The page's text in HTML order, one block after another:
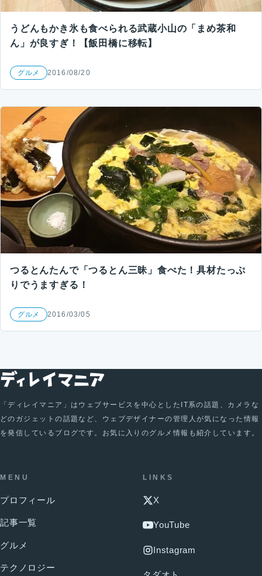
うどんもかき氷も食べられる武蔵小山の「まめ茶和
ん」が良すぎ！【飯田橋に移転】
グルメ 2016/08/20
つるとんたんで「つるとん三昧」食べた！具材たっぷ
りでうますぎる！
グルメ 2016/03/05
「ディレイマニア」はウェブサービスを中心としたIT系の話題、カメラな
どのガジェットの話題など、ウェブデザイナーの管理人が気になった情報
を発信しているブログです。お気に入りのグルメ情報も紹介しています。
MENU
プロフィール
記事一覧
グルメ
テクノロジー
LINKS
X
YouTube
Instagram